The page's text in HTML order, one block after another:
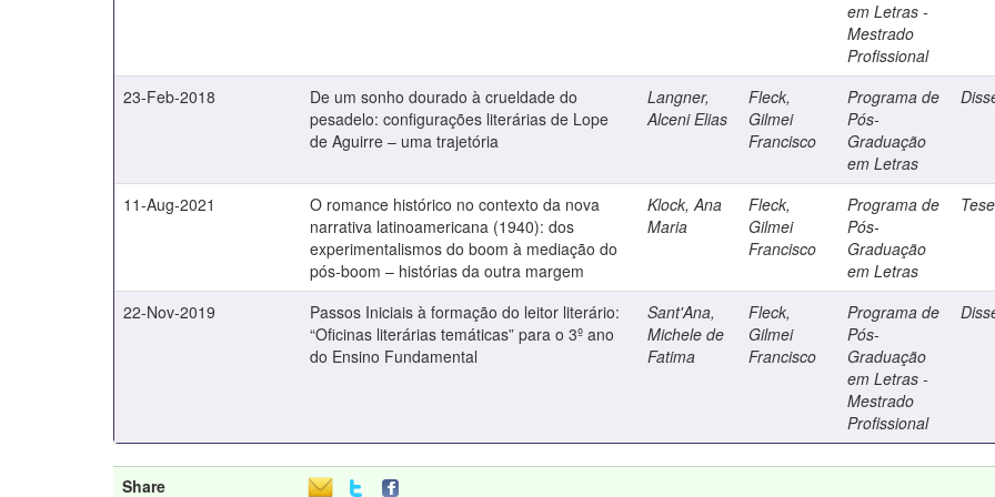
em Letras -
Mestrado
Profissional
23-Feb-2018
De um sonho dourado à crueldade do
pesadelo: configurações literárias de Lope
de Aguirre – uma trajetória
Langner,
Alceni Elias
Fleck,
Gilmei
Francisco
Programa de
Pós-
Graduação
em Letras
11-Aug-2021
O romance histórico no contexto da nova
narrativa latinoamericana (1940): dos
experimentalismos do boom à mediação do
pós-boom – histórias da outra margem
Klock, Ana
Maria
Fleck,
Gilmei
Francisco
Programa de
Pós-
Graduação
em Letras
Tese
22-Nov-2019
Passos Iniciais à formação do leitor literário:
“Oficinas literárias temáticas” para o 3º ano
do Ensino Fundamental
Sant'Ana,
Michele de
Fatima
Fleck,
Gilmei
Francisco
Programa de
Pós-
Graduação
em Letras -
Mestrado
Profissional
Share